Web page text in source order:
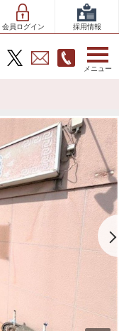
会員ログイン 採用情報
メニュー